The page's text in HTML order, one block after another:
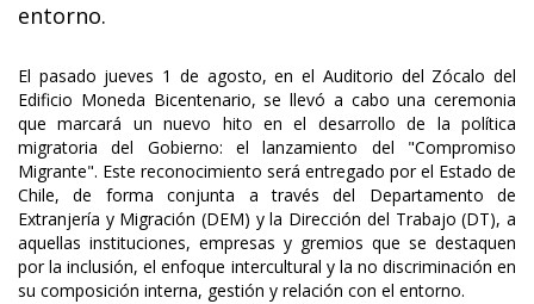
entorno.
El pasado jueves 1 de agosto, en el Auditorio del Zócalo del
Edificio Moneda Bicentenario, se llevó a cabo una ceremonia
que marcará un nuevo hito en el desarrollo de la política
migratoria del Gobierno: el lanzamiento del "Compromiso
Migrante". Este reconocimiento será entregado por el Estado de
Chile, de forma conjunta a través del Departamento de
Extranjería y Migración (DEM) y la Dirección del Trabajo (DT), a
aquellas instituciones, empresas y gremios que se destaquen
por la inclusión, el enfoque intercultural y la no discriminación en
su composición interna, gestión y relación con el entorno.